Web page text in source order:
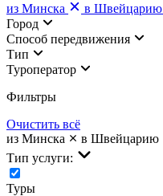
из Минска
в Швейцарию
Город
Cпособ передвижения
Тип
Туроператор
Фильтры
Очистить всё
из Минска
в Швейцарию
Тип услуги:
Туры